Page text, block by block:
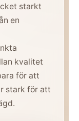
starkt
en
kvalitet
för att
stark för att